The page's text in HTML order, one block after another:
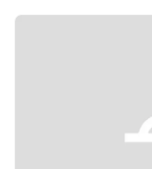
Previous slide